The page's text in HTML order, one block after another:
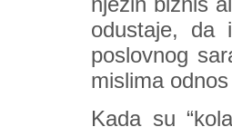
njezin biznis
odustaje, da
poslovnog
mislima
Kada su